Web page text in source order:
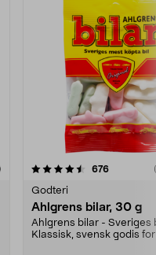
676
Godteri
Ahlgrens bilar, 30 g
Ahlgrens bilar - Sveriges
Klassisk, svensk godis
0.0 av 5 stjerner